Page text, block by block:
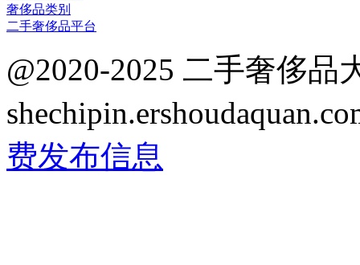
奢侈品类别
二手奢侈品平台
@2020-2025 二手奢侈品
费发布信息